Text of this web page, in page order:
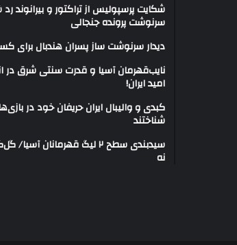
شکایت پرسپولیس از تراکتور و بیرانوند
سرنوشت پرونده جنجالی
دیدار سرنوشت ساز پسران هندبال
نایب‌قهرمان آسیا و قدرت سنتی شرق در
امید ایران!
کبدی و والیبال ایران حریفان خود در
شناختند
سیدبندی سطح ۲ لیگ قهرمانان
نه